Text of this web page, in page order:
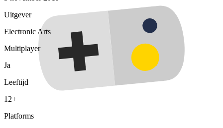
Uitgever
Electronic Arts
Multiplayer
Ja
Leeftijd
12+
Platforms